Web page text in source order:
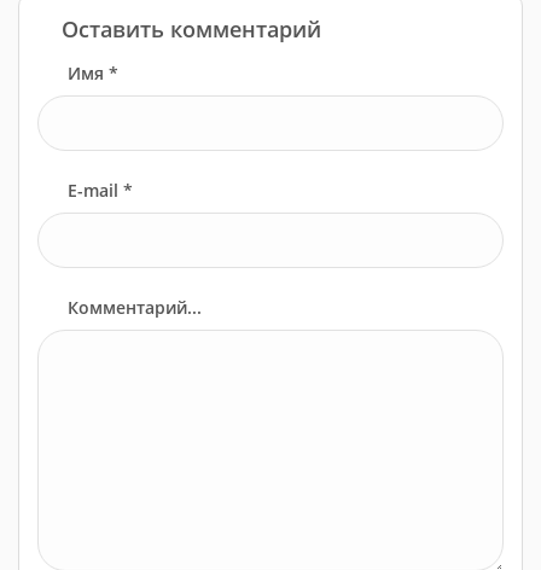
Оставить комментарий
Имя *
E-mail *
Комментарий...